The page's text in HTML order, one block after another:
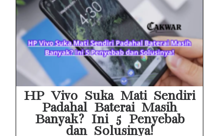
HP Vivo Suka Mati Sendiri
Padahal Baterai Masih
Banyak? Ini 5 Penyebab
dan Solusinya!